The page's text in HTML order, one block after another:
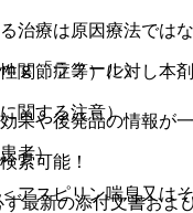
ｇ「ラクール」
治療は原因療法では
節症等）に対し本
関する注意）
者）
スピリン喘息又は
果や後発品の情報が
索可能！
最新の添付文書およ